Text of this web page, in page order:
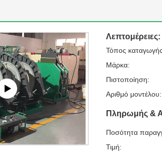
Λεπτομέρειες:
Τόπος
Μάρκα:
Πιστοποίηση:
Αριθμό μοντέλου:
Πληρωμής &
Ποσότητα
Τιμή: